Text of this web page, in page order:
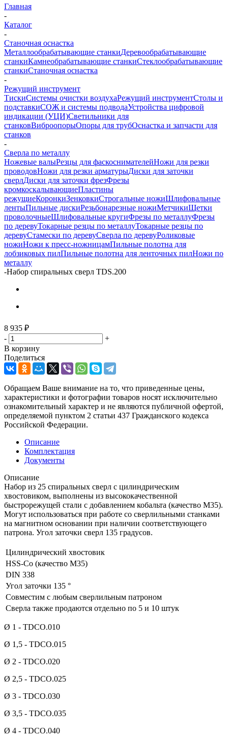
Главная
-
Каталог
-
Станочная оснастка
Металлообрабатывающие станкиДеревообрабатывающие
станкиКамнеобрабатывающие станкиСтеклообрабатывающие
станкиСтаночная оснастка
-
Режущий инструмент
ТискиСистемы очистки воздухаРежущий инструментСтолы и
подставкиСОЖ и системы подводаУстройства цифровой
индикации (УЦИ)Светильники для
станковВиброопорыОпоры для трубОснастка и запчасти для
станков
-
Сверла по металлу
Ножевые валыРезцы для фаскоснимателейНожи для резки
проводовНожи для резки арматурыДиски для заточки
сверлДиски для заточки фрезФрезы
кромкоскалывающиеПластины
режущиеКоронкиЗенковкиСтрогальные ножиШлифовальные
лентыПильные дискиРезьбонарезные ножиМетчикиЩетки
проволочныеШлифовальные кругиФрезы по металлуФрезы
по деревуТокарные резцы по металлуТокарные резцы по
деревуСтамески по деревуСверла по деревуРоликовые
ножиНожи к пресс-ножницамПильные полотна для
лобзиковых пилПильные полотна для ленточных пилНожи по
металлу
-Набор спиральных сверл TDS.200
8 935 ₽
-
+
В корзину
Поделиться
Обращаем Ваше внимание на то, что приведенные цены,
характеристики и фотографии товаров носят исключительно
ознакомительный характер и не являются публичной офертой,
определяемой пунктом 2 статьи 437 Гражданского кодекса
Российской Федерации.
Описание
Комплектация
Документы
Описание
Набор из 25 спиральных сверл с цилиндрическим
хвостовиком, выполнены из высококачественной
быстрорежущей стали с добавлением кобальта (качество М35).
Могут использоваться при работе со сверлильными станками
на магнитном основании при наличии соответствующего
патрона. Угол заточки сверл 135 градусов.
Цилиндрический хвостовик
HSS-Co (качество M35)
DIN 338
Угол заточки 135 °
Совместим с любым сверлильным патроном
Сверла также продаются отдельно по 5 и 10 штук
Ø 1 - TDCO.010
Ø 1,5 - TDCO.015
Ø 2 - TDCO.020
Ø 2,5 - TDCO.025
Ø 3 - TDCO.030
Ø 3,5 - TDCO.035
Ø 4 - TDCO.040